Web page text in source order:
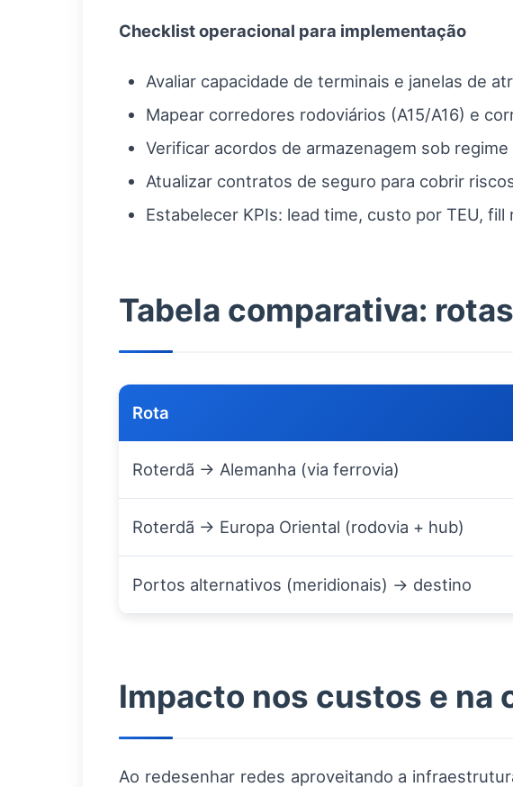
Checklist operacional para implementação
Avaliar capacidade de terminais e janelas de
Mapear corredores rodoviários (A15/A16) e
Verificar acordos de armazenagem sob
Atualizar contratos de seguro para cobrir
Estabelecer KPIs: lead time, custo por TEU,
Tabela comparativa:
Rota
Roterdã → Alemanha (via ferrovia)
Roterdã → Europa Oriental (rodovia + hub)
Portos alternativos (meridionais) → destino
Impacto nos custos e na
Ao redesenhar redes aproveitando a